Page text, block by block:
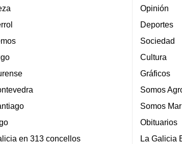
en 313 concellos
Opinión
Deportes
Sociedad
Cultura
Gráficos
Somos
Somos Mar
Obituarios
La Galicia